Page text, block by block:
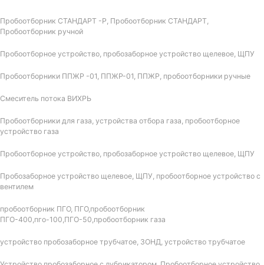
Пробоотборник СТАНДАРТ -Р, Пробоотборник СТАНДАРТ,
Пробоотборник ручной
Пробоотборное устройство, пробозаборное устройство щелевое, ЩПУ
Пробоотборники ППЖР -01, ППЖР-01, ППЖР, пробоотборники ручные
Смеситель потока ВИХРЬ
Пробоотборники для газа, устройства отбора газа, пробоотборное
устройство газа
Пробоотборное устройство, пробозаборное устройство щелевое, ЩПУ
Пробозаборное устройство щелевое, ЩПУ, пробоотборное устройство с
вентилем
пробоотборник ПГО, ПГО,пробоотборник
ПГО-400,пго-100,ПГО-50,пробоотборник газа
устройство пробозаборное трубчатое, ЗОНД, устройство трубчатое